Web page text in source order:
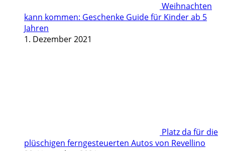
Weihnachten
kann kommen: Geschenke Guide für Kinder ab 5
Jahren
1. Dezember 2021
Platz da für die
plüschigen ferngesteuerten Autos von Revellino